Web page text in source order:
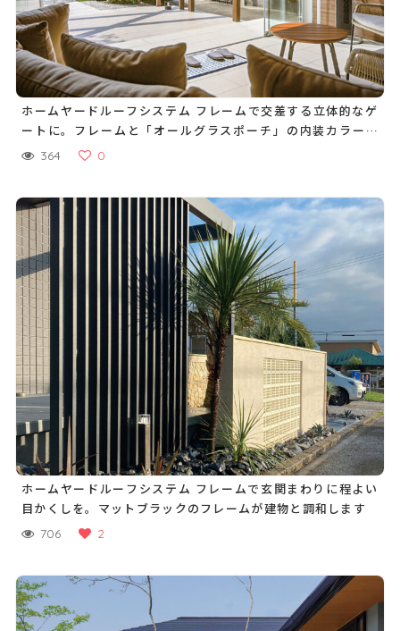
ホームヤードルーフシステム フレームで交差する立体的なゲ
ートに。フレームと「オールグラスポーチ」の内装カラーを
合わせた一体感のあるお庭に
364 0
ホームヤードルーフシステム フレームで玄関まわりに程よい
目かくしを。マットブラックのフレームが建物と調和します
706 2